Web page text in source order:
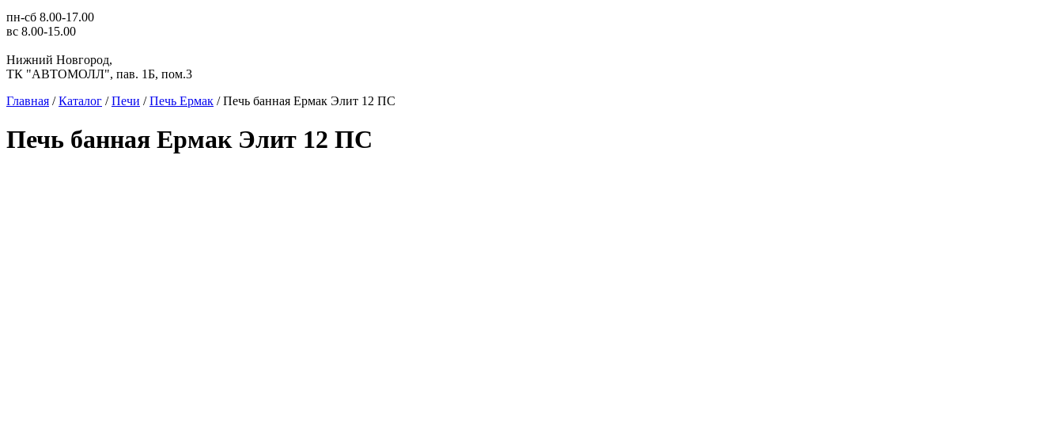
пн-сб 8.00-17.00
вс 8.00-15.00
Нижний Новгород,
ТК "АВТОМОЛЛ", пав. 1Б, пом.3
Главная /Каталог /Печи /Печь Ермак / Печь банная Ермак Элит 12 ПС
Печь банная Ермак Элит 12 ПС